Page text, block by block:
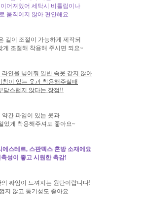
어져있어 세탁시 비틀림이나
움직이지 않아 편안해요
길이 조절이 가능하게 제작되
게 조절해 착용해 주시면 되요~
라인을 넣어줘 일반 속옷 같지 않아
침이 있는 옷과 착용해주실때
담스럽지 않다는 장점!!
약간 파임이 있는 옷과
있게 착용해주셔도 좋아요~
에스테르, 스판덱스 혼방 소재에요
성이 좋고 시원한 촉감!
의 짜임이 느껴지는 원단이랍니다!
지 않고 통기성도 좋아요